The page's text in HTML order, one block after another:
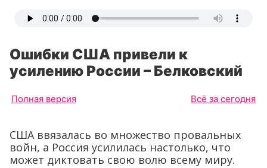
Ошибки США привели к
усилению России – Белковский
Полная версия Всё за сегодня
США ввязалась во множество провальных
войн, а Россия усилилась настолько, что
может диктовать свою волю всему миру.